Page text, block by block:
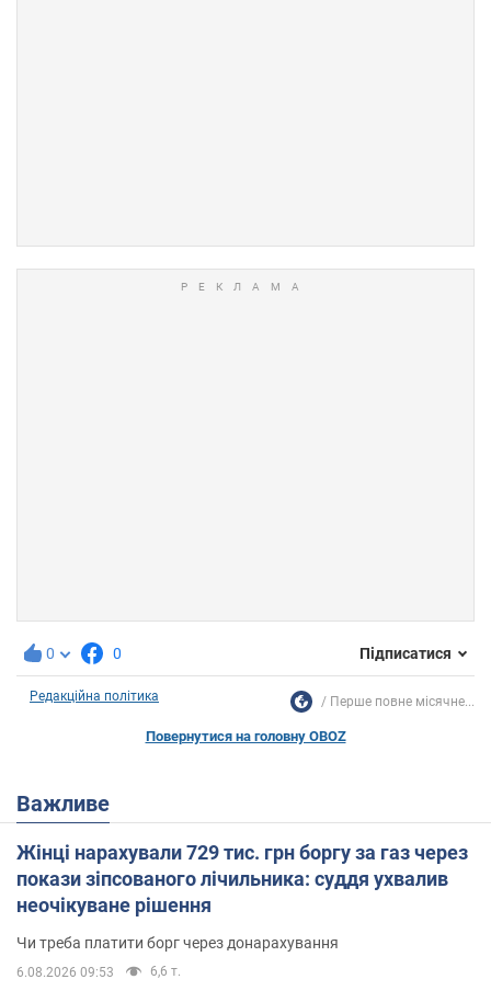
0 0 Підписатися
Редакційна політика Перше повне місячне...
Повернутися на головну OBOZ
Важливе
Жінці нарахували 729 тис. грн боргу за газ через
покази зіпсованого лічильника: суддя ухвалив
неочікуване рішення
Чи треба платити борг через донарахування
6.08.2026 09:53 6,6 т.